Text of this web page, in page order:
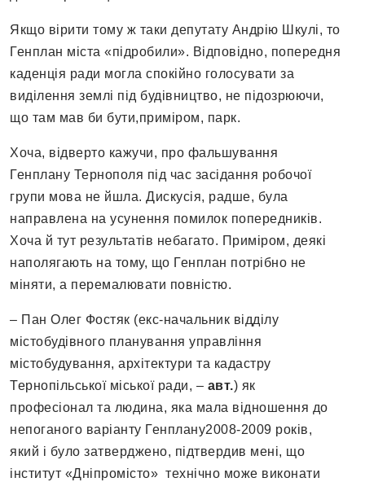
Якщо вірити тому ж таки депутату Андрію Шкулі, то
Генплан міста «підробили». Відповідно, попередня
каденція ради могла спокійно голосувати за
виділення землі під будівництво, не підозрюючи,
що там мав би бути,приміром, парк.
Хоча, відверто кажучи, про фальшування
Генплану Тернополя під час засідання робочої
групи мова не йшла. Дискусія, радше, була
направлена на усунення помилок попередників.
Хоча й тут результатів небагато. Приміром, деякі
наполягають на тому, що Генплан потрібно не
міняти, а перемалювати повністю.
– Пан Олег Фостяк (екс-начальник відділу
містобудівного планування управління
містобудування, архітектури та кадастру
Тернопільської міської ради, – авт.) як
професіонал та людина, яка мала відношення до
непоганого варіанту Генплану2008-2009 років,
який і було затверджено, підтвердив мені, що
інститут «Дніпромісто» технічно може виконати